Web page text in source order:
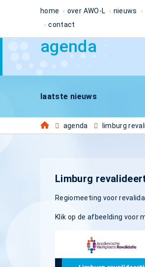
home over AWO-L nieuws
contact
agenda
laatste nieuws
agenda limburg
Limburg
Regiomeeting voor
Klik op de afbeelding voor